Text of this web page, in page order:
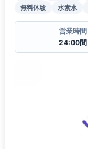
無料体験
水素水
営業時間
24:00間